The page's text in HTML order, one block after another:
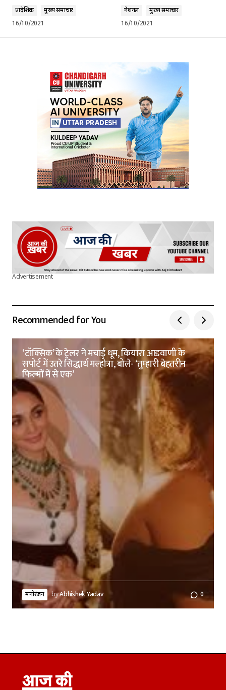
प्रादेशिक
मुख्य समाचार
16/10/2021
नेशनल
मुख्य समाचार
16/10/2021
Advertisement
Recommended for You
‘टॉक्सिक’ के ट्रेलर ने मचाई धूम, कियारा आडवाणी के
सपोर्ट में उतरे सिद्धार्थ मल्होत्रा, बोले- ‘तुम्हारी बेहतरीन
फिल्मों में से एक’
मनोरंजन byAbhishek Yadav 0